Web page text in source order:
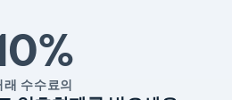
래 수수료의